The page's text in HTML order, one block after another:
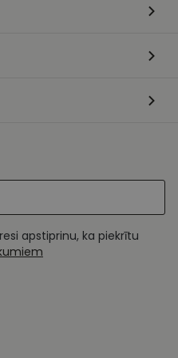
apstiprinu, ka piekrītu
serviss, lai
atcerētos
piekrišanas
Script.com
sīkfailu